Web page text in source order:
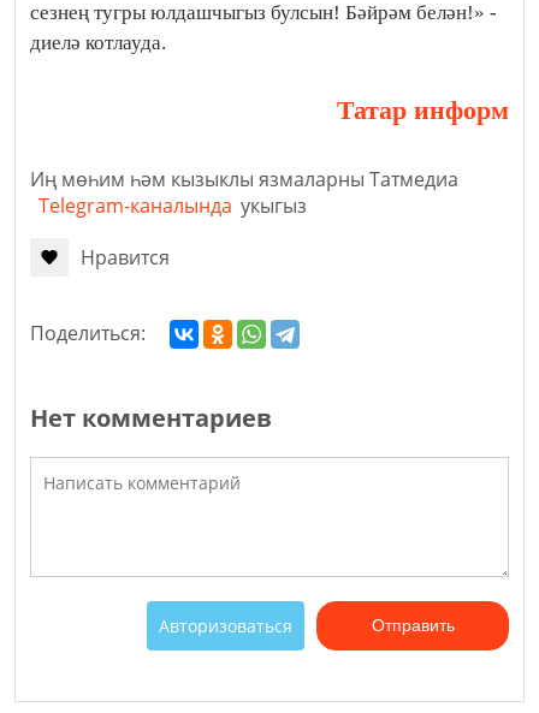
сезнең тугры юлдашчыгыз булсын! Бәйрәм белән!» -
диелә котлауда.
Татар информ
Иң мөһим һәм кызыклы язмаларны Татмедиа
Telegram-каналында укыгыз
Нравится
Поделиться:
Нет комментариев
Авторизоваться Отправить